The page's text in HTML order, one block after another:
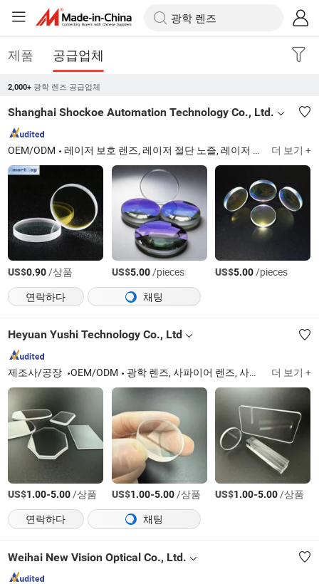
제품 공급업체
2,000+ 광학 렌즈 공급업체
Shanghai Shockoe Automation Technology Co., Ltd.
OEM/ODM 레이저 보호 렌즈, 레이저 절단 노즐, 레이저 용접 노즐, 레이저 초점 렌즈, 레이저 세라믹 링, 레이저 절단 헤드, 레이저 용접 기계, 레이저 수냉기, 레이저 소스, 레이저 센서 더 보기 +
US$0.90/상품 US$5.00/pieces US$5.00/pieces
연락하다
채팅
Heyuan Yushi Technology Co., Ltd
제조사/공장 OEM/ODM 광학 렌즈, 사파이어 렌즈, 사파이어 유리, 시계 렌즈 더 보기 +
US$1.00-5.00/상품 US$1.00-5.00/상품 US$1.00-5.00/상품
연락하다
채팅
Weihai New Vision Optical Co., Ltd.